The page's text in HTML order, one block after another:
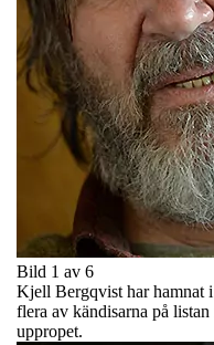
Bild 1 av 6
Kjell Bergqvist har hamnat
flera av kändisarna på
uppropet.